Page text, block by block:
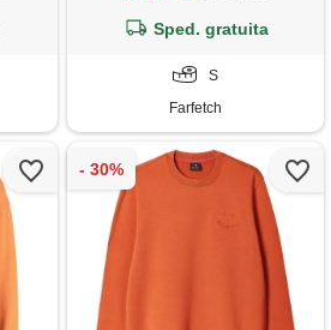
Sped. gratuita
S
Farfetch